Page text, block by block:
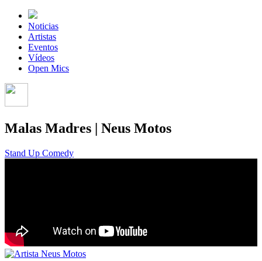
Noticias
Artistas
Eventos
Vídeos
Open Mics
Malas Madres | Neus Motos
Stand Up Comedy